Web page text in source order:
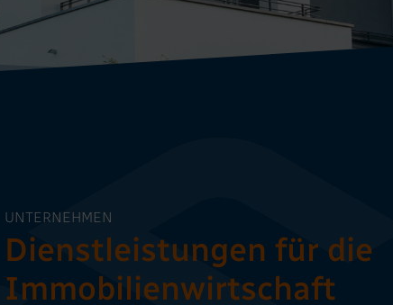
UNTERNEHMEN
Dienstleistungen für die
Immobilienwirtschaft